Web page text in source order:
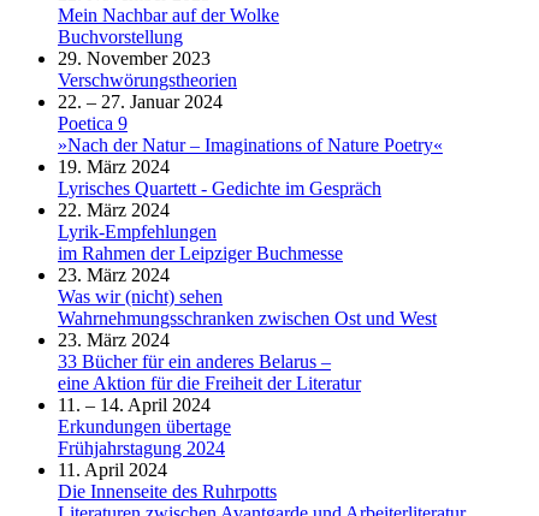
Mein Nachbar auf der Wolke
Buchvorstellung
29. November 2023
Verschwörungstheorien
22. – 27. Januar 2024
Poetica 9
»Nach der Natur – Imaginations of Nature Poetry«
19. März 2024
Lyrisches Quartett - Gedichte im Gespräch
22. März 2024
Lyrik-Empfehlungen
im Rahmen der Leipziger Buchmesse
23. März 2024
Was wir (nicht) sehen
Wahrnehmungsschranken zwischen Ost und West
23. März 2024
33 Bücher für ein anderes Belarus –
eine Aktion für die Freiheit der Literatur
11. – 14. April 2024
Erkundungen übertage
Frühjahrstagung 2024
11. April 2024
Die Innenseite des Ruhrpotts